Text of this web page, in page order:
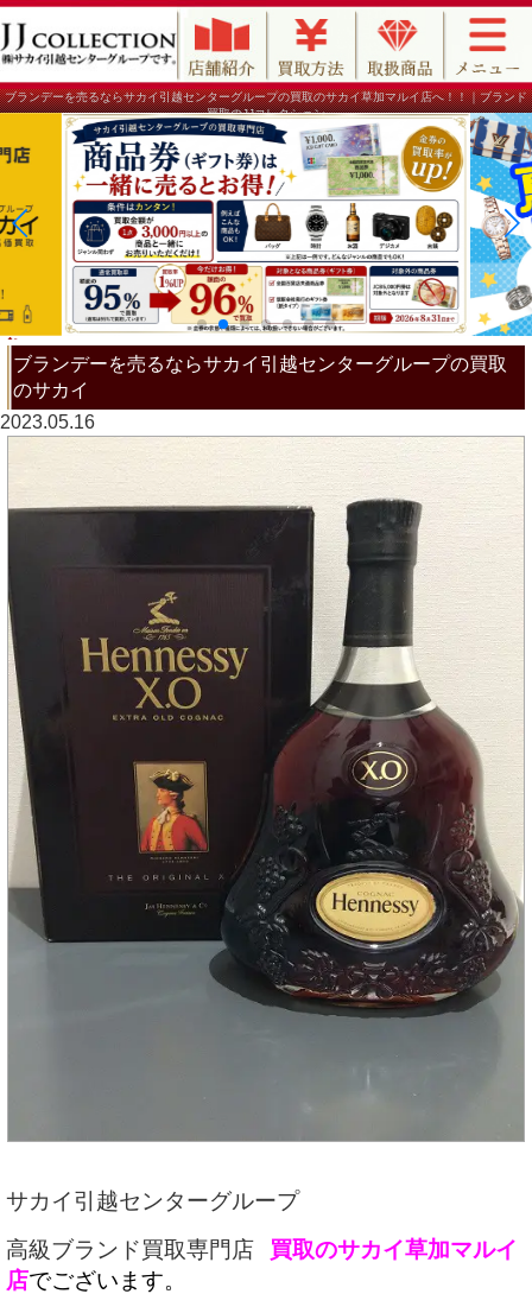
ブランデーを売るならサカイ引越センターグループの買取のサカイ草加マルイ店へ！！｜ブランド
買取のJJコレクション
ブランデーを売るならサカイ引越センターグループの買取
のサカイ
2023.05.16
サカイ引越センターグループ
高級ブランド買取専門店
買取のサカイ草加マルイ
店でございます。